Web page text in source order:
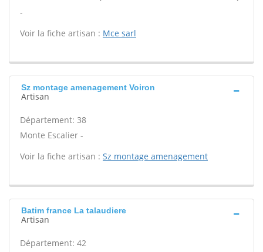
-
Voir la fiche artisan : Mce sarl
Sz montage amenagement Voiron
Artisan
Département: 38
Monte Escalier -
Voir la fiche artisan : Sz montage amenagement
Batim france La talaudiere
Artisan
Département: 42